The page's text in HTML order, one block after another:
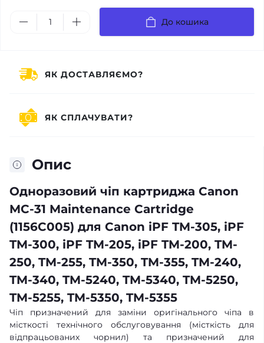
До кошика
Опис
Одноразовий чіп картриджа Canon
MC-31 Maintenance Cartridge
(1156C005) для Canon iPF TM-305, iPF
TM-300, iPF TM-205, iPF TM-200, TM-
250, TM-255, TM-350, TM-355, TM-240,
TM-340, TM-5240, TM-5340, TM-5250,
TM-5255, TM-5350, TM-5355
Чіп призначений для заміни оригінального чіпа в
місткості технічного обслуговування (місткість для
відпрацьованих чорнил) та призначений для
ЯК ДОСТАВЛЯЄМО?
ЯК СПЛАЧУВАТИ?